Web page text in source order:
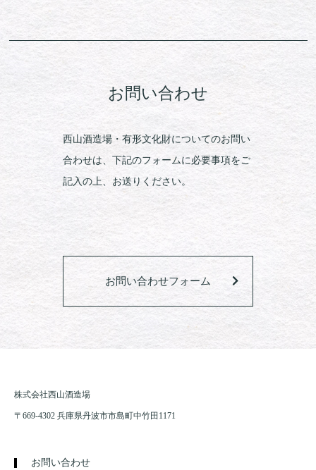
お問い合わせ
西山酒造場・有形文化財についてのお問い
合わせは、下記のフォームに必要事項をご
記入の上、お送りください。
お問い合わせフォーム
株式会社西山酒造場
〒669-4302 兵庫県丹波市市島町中竹田1171
お問い合わせ